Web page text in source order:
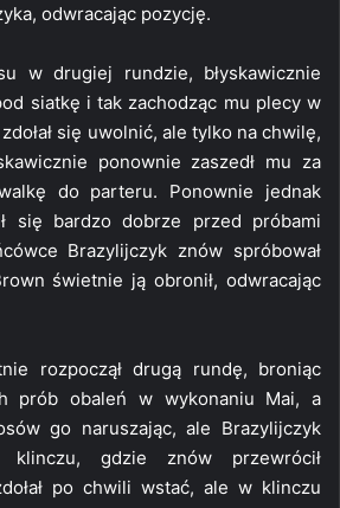
odwracając pozycję.
w drugiej rundzie, błyskawicznie
siatkę i tak zachodząc mu plecy w
się uwolnić, ale tylko na chwilę,
ponownie zaszedł mu za
do parteru. Ponownie jednak
się bardzo dobrze przed próbami
Brazylijczyk znów spróbował
świetnie ją obronił, odwracając
rozpoczął drugą rundę, broniąc
prób obaleń w wykonaniu Mai, a
go naruszając, ale Brazylijczyk
klinczu, gdzie znów przewrócił
po chwili wstać, ale w klinczu